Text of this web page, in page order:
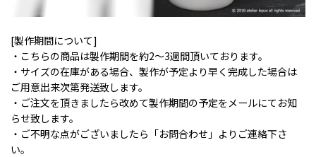
[製作期間について]
・こちらの商品は製作期間を約2〜3週間頂いております。
・サイズの在庫がある場合、製作が予定より早く完成した場合は
ご用意出来次第発送致します。
・ご注文を頂きましたら改めて製作期間の予定をメールにてお知
らせ致します。
・ご不明な点がございましたら「お問合わせ」よりご連絡下さ
い。